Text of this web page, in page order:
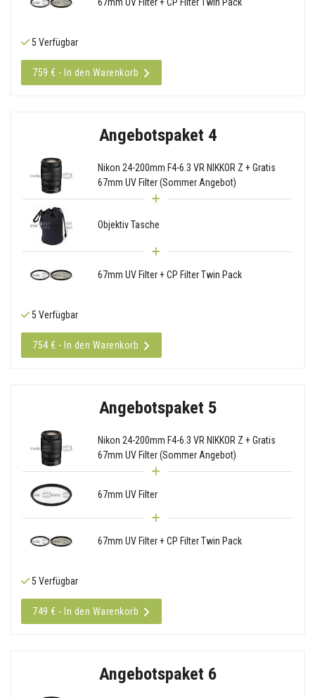
5 Verfügbar
759 € - In den Warenkorb
Angebotspaket 4
Nikon 24-200mm F4-6.3 VR NIKKOR Z + Gratis
67mm UV Filter (Sommer Angebot)
Objektiv Tasche
67mm UV Filter + CP Filter Twin Pack
5 Verfügbar
754 € - In den Warenkorb
Angebotspaket 5
Nikon 24-200mm F4-6.3 VR NIKKOR Z + Gratis
67mm UV Filter (Sommer Angebot)
67mm UV Filter
67mm UV Filter + CP Filter Twin Pack
5 Verfügbar
749 € - In den Warenkorb
Angebotspaket 6